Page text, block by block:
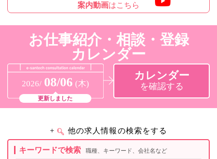
案内動画はこちら
お仕事紹介・相談・登録
カレンダー
2026/ 08/06 (木)
更新しました
カレンダー
を確認する
+ 他の求人情報の検索をする
キーワードで検索 職種、キーワード、会社名など